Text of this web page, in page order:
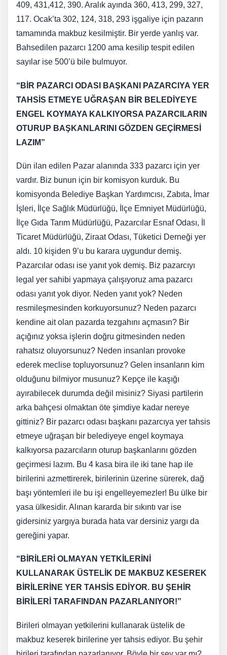
409, 431,412, 390. Aralık ayında 360, 413, 299, 327,
117. Ocak’ta 302, 124, 318, 293 işgaliye için pazarın
tamamında makbuz kesilmiştir. Bir yerde yanlış var.
Bahsedilen pazarcı 1200 ama kesilip tespit edilen
sayılar ise 500’ü bile bulmuyor.
“BİR PAZARCI ODASI BAŞKANI PAZARCIYA YER
TAHSİS ETMEYE UĞRAŞAN BİR BELEDİYEYE
ENGEL KOYMAYA KALKIYORSA PAZARCILARIN
OTURUP BAŞKANLARINI GÖZDEN GEÇİRMESİ
LAZIM”
Dün ilan edilen Pazar alanında 333 pazarcı için yer
vardır. Biz bunun için bir komisyon kurduk. Bu
komisyonda Belediye Başkan Yardımcısı, Zabıta, İmar
İşleri, İlçe Sağlık Müdürlüğü, İlçe Emniyet Müdürlüğü,
İlçe Gıda Tarım Müdürlüğü, Pazarcılar Esnaf Odası, İl
Ticaret Müdürlüğü, Ziraat Odası, Tüketici Derneği yer
aldı. 10 kişiden 9’u bu karara uygundur demiş.
Pazarcılar odası ise yanıt yok demiş. Biz pazarcıyı
legal yer sahibi yapmaya çalışıyoruz ama pazarcı
odası yanıt yok diyor. Neden yanıt yok? Neden
resmileşmesinden korkuyorsunuz? Neden pazarcı
kendine ait olan pazarda tezgahını açmasın? Bir
açığınız yoksa işlerin doğru gitmesinden neden
rahatsız oluyorsunuz? Neden insanları provoke
ederek meclise topluyorsunuz? Gelen insanların kim
olduğunu bilmiyor musunuz? Kepçe ile kaşığı
ayırabilecek durumda değil misiniz? Siyasi partilerin
arka bahçesi olmaktan öte şimdiye kadar nereye
gittiniz? Bir pazarcı odası başkanı pazarcıya yer tahsis
etmeye uğraşan bir belediyeye engel koymaya
kalkıyorsa pazarcıların oturup başkanlarını gözden
geçirmesi lazım. Bu 4 kasa bira ile iki tane hap ile
birilerini azmettirerek, birilerinin üzerine sürerek, dağ
başı yöntemleri ile bu işi engelleyemezler! Bu ülke bir
yasa ülkesidir. Alınan kararda bir sıkıntı var ise
gidersiniz yargıya burada hata var dersiniz yargı da
gereğini yapar.
“BİRİLERİ OLMAYAN YETKİLERİNİ
KULLANARAK ÜSTELİK DE MAKBUZ KESEREK
BİRİLERİNE YER TAHSİS EDİYOR. BU ŞEHİR
BİRİLERİ TARAFINDAN PAZARLANIYOR!”
Birileri olmayan yetkilerini kullanarak üstelik de
makbuz keserek birilerine yer tahsis ediyor. Bu şehir